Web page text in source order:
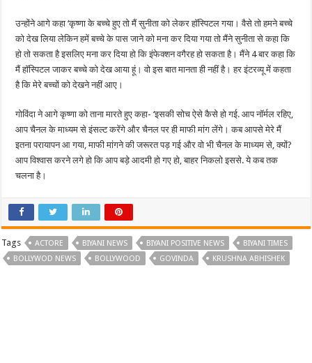
उन्होंने आगे कहा ‘कृष्णा के बच्चे हुए तो मैं सुनीता को लेकर हॉस्पिटल गया। वैसे तो हमने बच्चे
को देख लिया लेकिन हमें बच्चे के पास जाने को मना कर दिया गया तो मैंने सुनीता से कहा कि
हो तो सकता है इसलिए मना कर दिया हो कि इंफेक्शन वगैरह हो सकता है। मैंने 4 बार कहा कि
मैं हॉस्पिटल जाकर बच्चे को देख आया हूं। वो इस बात मानता ही नहीं है। हर इंटरव्यू में कहता
है कि मेरे बच्चों को देखने नहीं आए।
गोविंदा ने आगे कृष्णा को ताना मारते हुए कहा- ‘इसकी सोच ऐसे कैसे हो गई. आप नॉर्मल रहिए,
आप चैनल के माध्यम से इंसल्ट करेंगे और चैनल पर ही माफी मांग लेंगे। कब आपसे मेरे मैं
इतना परायापन आ गया, माफी मांगने की जरूरत पड़ गई और वो भी चैनल के माध्यम से, क्यों?
आप विश्वास करने लगे हो कि आप बड़े आदमी हो गए हो, बाहर निकलो इससे. ये कब तक
चलना है।
Tags ACTORE BIYANI NEWS BIYANI POSITIVE NEWS
BIYANI TIMES
BOLLYWOD NEWS
BOLLYWOOD GOVINDA KRUSHNA ABHISHEK